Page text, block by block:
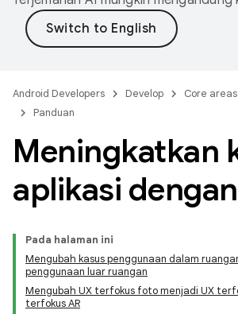
Android Developers Develop Core areas
Panduan
Meningkatkan
aplikasi
Pada halaman ini
Mengubah kasus penggunaan dalam
penggunaan luar ruangan
Mengubah UX terfokus foto menjadi UX
terfokus AR